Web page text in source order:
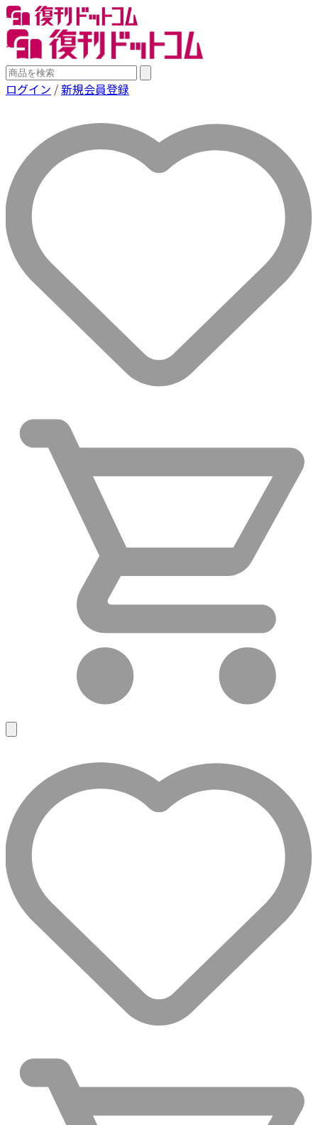
ログイン /新規会員登録